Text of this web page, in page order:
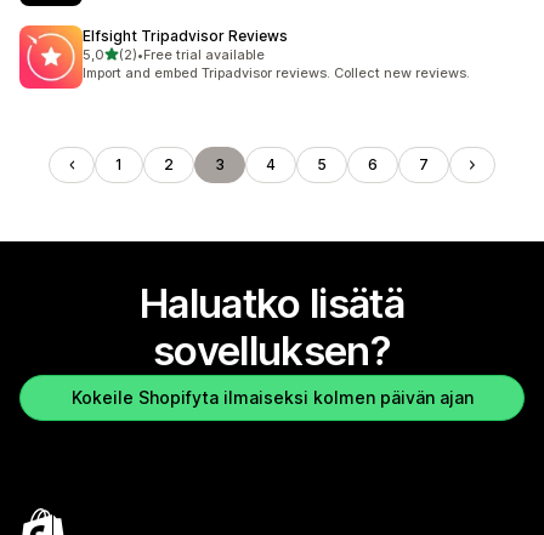
Elfsight Tripadvisor Reviews
5,0/ 5 tähteä
(2)
2 arvostelua yhteensä
•Free trial available
Import and embed Tripadvisor reviews. Collect new reviews.
1 2 3 4 5 6 7
Haluatko lisätä
sovelluksen?
Kokeile Shopifyta ilmaiseksi kolmen päivän ajan